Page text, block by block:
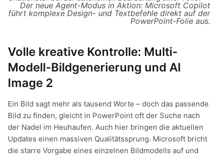
Der neue Agent-Modus in Aktion: Microsoft Copilot
führt komplexe Design- und Textbefehle direkt auf der
PowerPoint-Folie aus.
Volle kreative Kontrolle: Multi-
Modell-Bildgenerierung und AI
Image 2
Ein Bild sagt mehr als tausend Worte – doch das passende
Bild zu finden, gleicht in PowerPoint oft der Suche nach
der Nadel im Heuhaufen. Auch hier bringen die aktuellen
Updates einen massiven Qualitätssprung. Microsoft bricht
die starre Vorgabe eines einzelnen Bildmodells auf und